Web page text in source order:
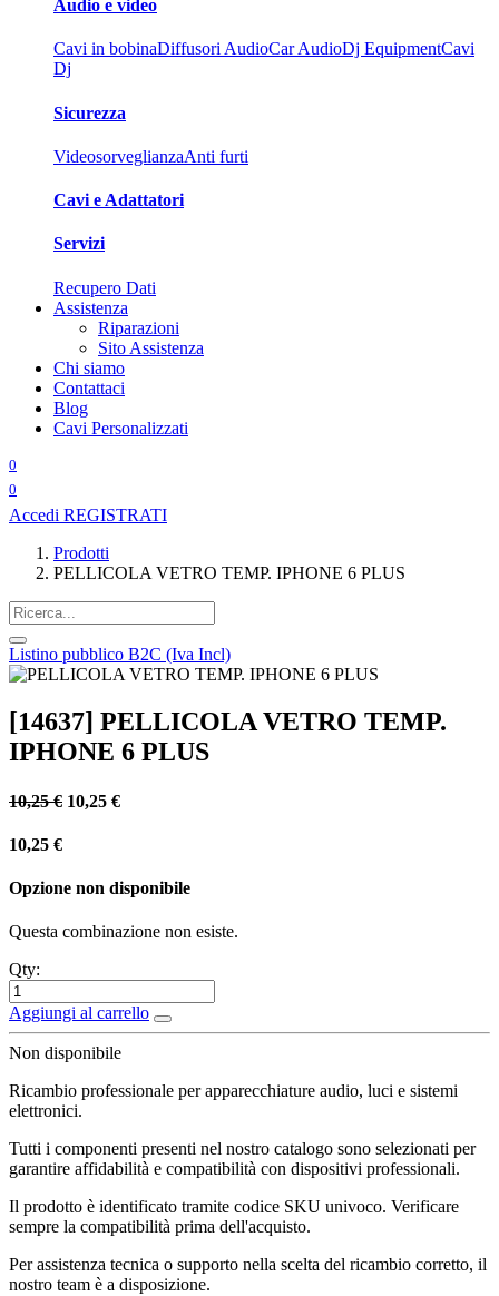
Audio e video
Cavi in bobinaDiffusori AudioCar AudioDj EquipmentCavi
Dj
Sicurezza
VideosorveglianzaAnti furti
Cavi e Adattatori
Servizi
Recupero Dati
Assistenza
Riparazioni
Sito Assistenza
Chi siamo
Contattaci
Blog
Cavi Personalizzati
0
0
Accedi REGISTRATI
Prodotti
PELLICOLA VETRO TEMP. IPHONE 6 PLUS
Listino pubblico B2C (Iva Incl)
[14637] PELLICOLA VETRO TEMP.
IPHONE 6 PLUS
10,25€ 10,25 €
10,25 €
Opzione non disponibile
Questa combinazione non esiste.
Qty:
Aggiungi al carrello
Non disponibile
Ricambio professionale per apparecchiature audio, luci e sistemi
elettronici.
Tutti i componenti presenti nel nostro catalogo sono selezionati per
garantire affidabilità e compatibilità con dispositivi professionali.
Il prodotto è identificato tramite codice SKU univoco. Verificare
sempre la compatibilità prima dell'acquisto.
Per assistenza tecnica o supporto nella scelta del ricambio corretto, il
nostro team è a disposizione.